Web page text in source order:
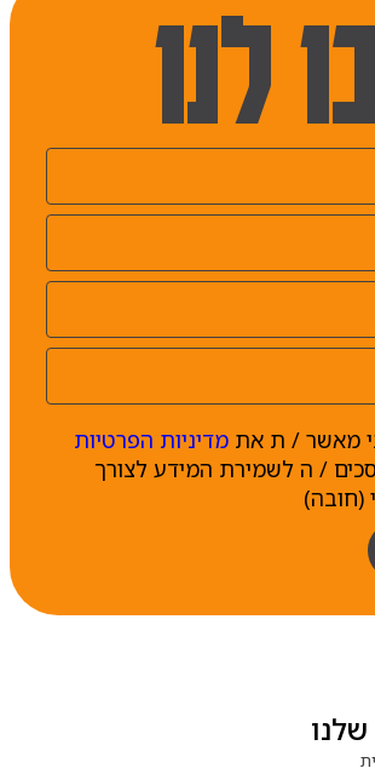
לנו
מאשר / ת אתמדיניות הפרטיות
/ ה לשמירת המידע לצורך